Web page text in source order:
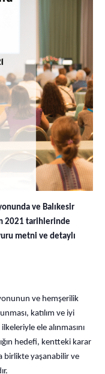
ve Balıkesir
2021 tarihlerinde
metni ve detaylı
ve hemşerilik
katılım ve iyi
ele alınmasını
hedefi, kentteki karar
birlikte yaşanabilir ve